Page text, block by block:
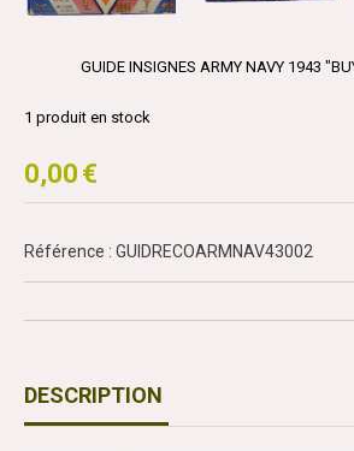
GUIDE INSIGNES ARMY NAVY 1943
0,00 €
1 produit en stock
Référence : GUIDRECOARMNAV43002
DESCRIPTION